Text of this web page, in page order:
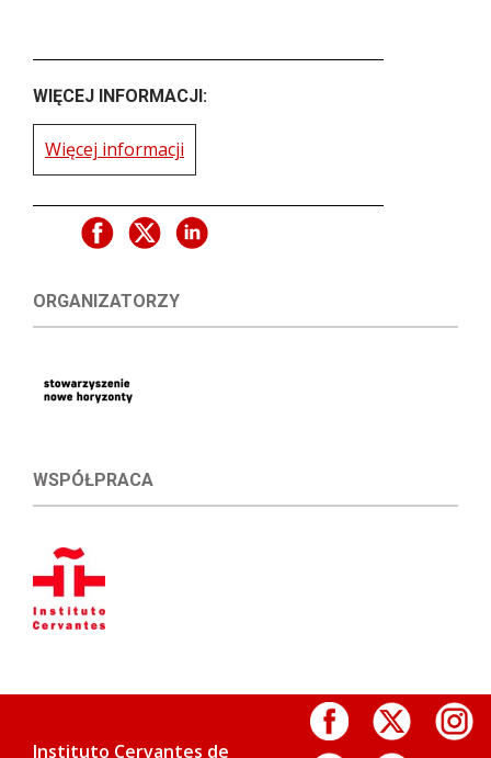
WIĘCEJ INFORMACJI:
Więcej informacji
ORGANIZATORZY
WSPÓŁPRACA
Instituto Cervantes de